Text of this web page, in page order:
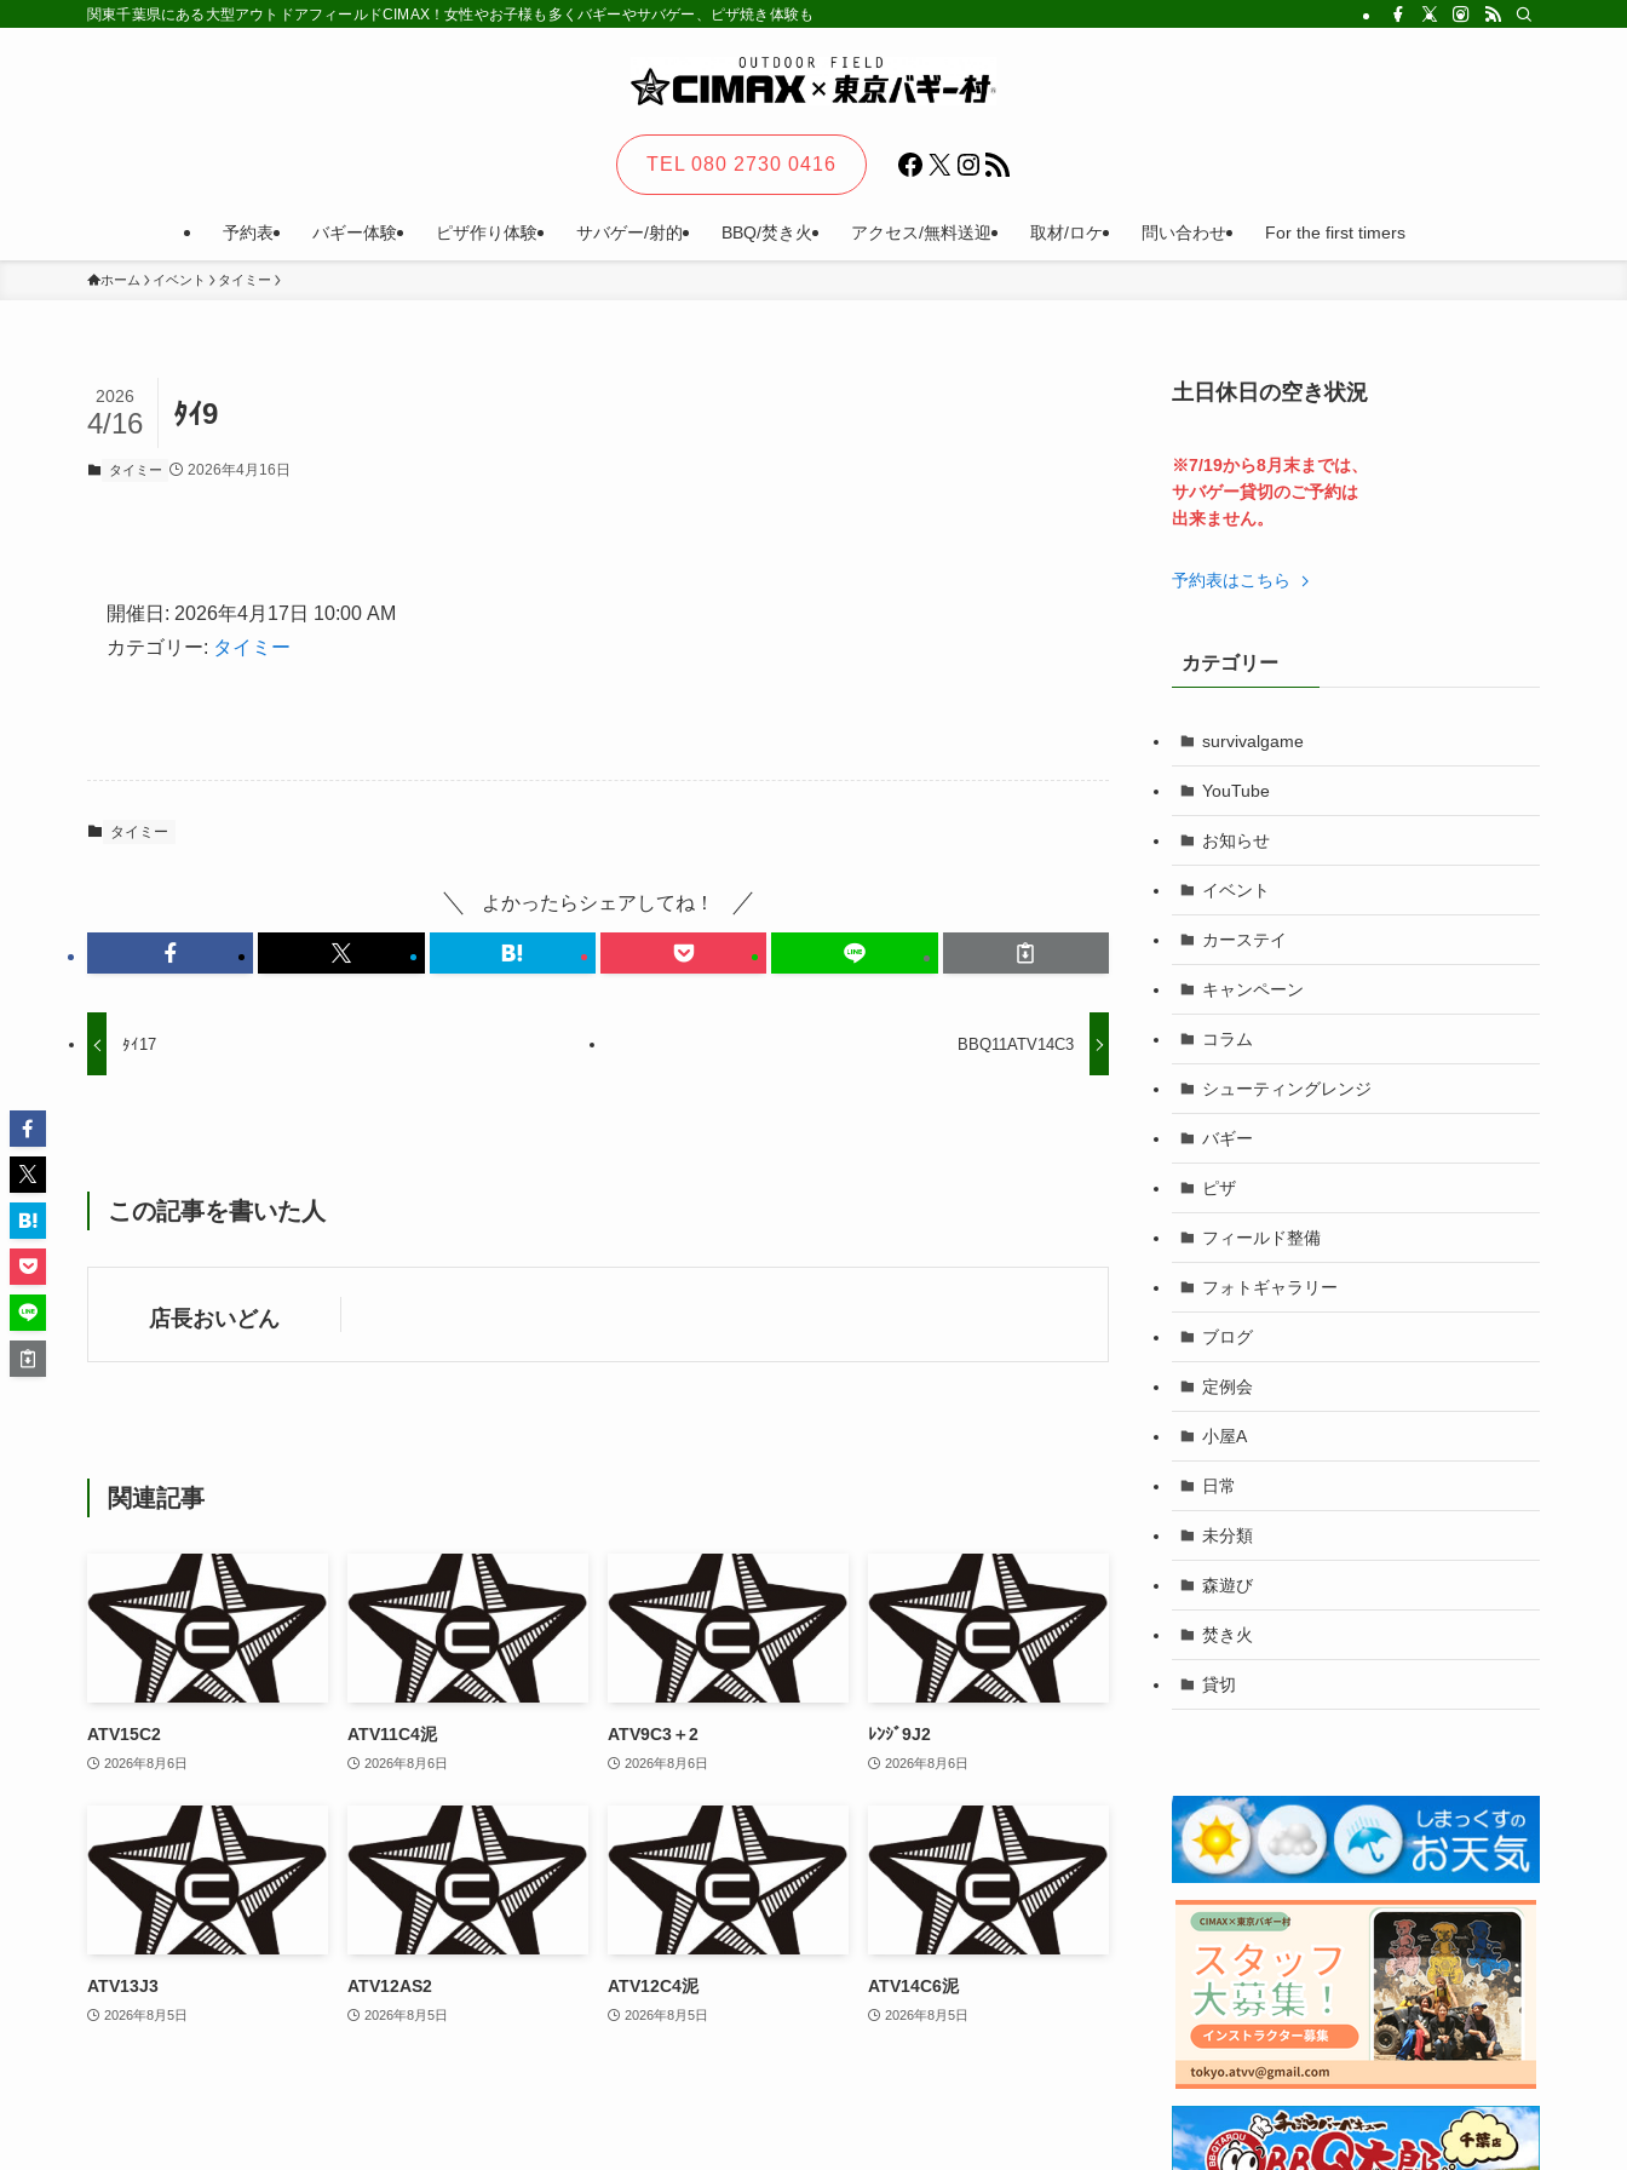
関東千葉県にある大型アウトドアフィールドCIMAX！女性やお子様も多くバギーやサバゲー、ピザ焼き体験も。カーステイ、キャンプ等一日楽しめる!法人の福利厚生利用にとても便利。
予約表 バギー体験 ピザ作り体験 サバゲー/射的 BBQ/焚き火 アクセス/無料送迎 取材/ロケ 問い合わせ For the first timers
TEL 080 2730 0416 Facebook
X Instagram
RSS フィード
ホーム イベント タイミー
ﾀｲ9
2026
4/16
タイミー 2026年4月16日
開催日: 2026年4月17日 10:00 AM
カテゴリー: タイミー
タイミー
よかったらシェアしてね！
ﾀｲ17 BBQ11ATV14C3
この記事を書いた人
店長おいどん
関連記事
ATV15C2
2026年8月6日
ATV11C4泥
2026年8月6日
ATV9C3＋2
2026年8月6日
ﾚﾝｼﾞ9J2
2026年8月6日
ATV13J3
2026年8月5日
ATV12AS2
2026年8月5日
ATV12C4泥
2026年8月5日
ATV14C6泥
2026年8月5日
土日休日の空き状況
※7/19から8月末までは、
サバゲー貸切のご予約は
出来ません。
予約表はこちら
カテゴリー
survivalgame
YouTube
お知らせ
イベント
カーステイ
キャンペーン
コラム
シューティングレンジ
バギー
ピザ
フィールド整備
フォトギャラリー
ブログ
定例会
小屋A
日常
未分類
森遊び
焚き火
貸切